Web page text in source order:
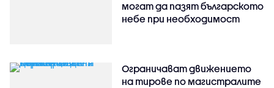
могат да пазят българското
небе при необходимост
Ограничават движението
на тирове по магистралите